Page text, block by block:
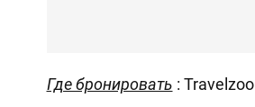
Где бронировать : Travelzoo